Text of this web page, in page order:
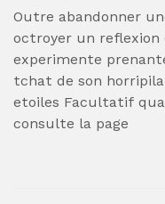
Outre abandonner
octroyer un reflexion
experimente
tchat de son
etoiles Facultatif
consulte la page